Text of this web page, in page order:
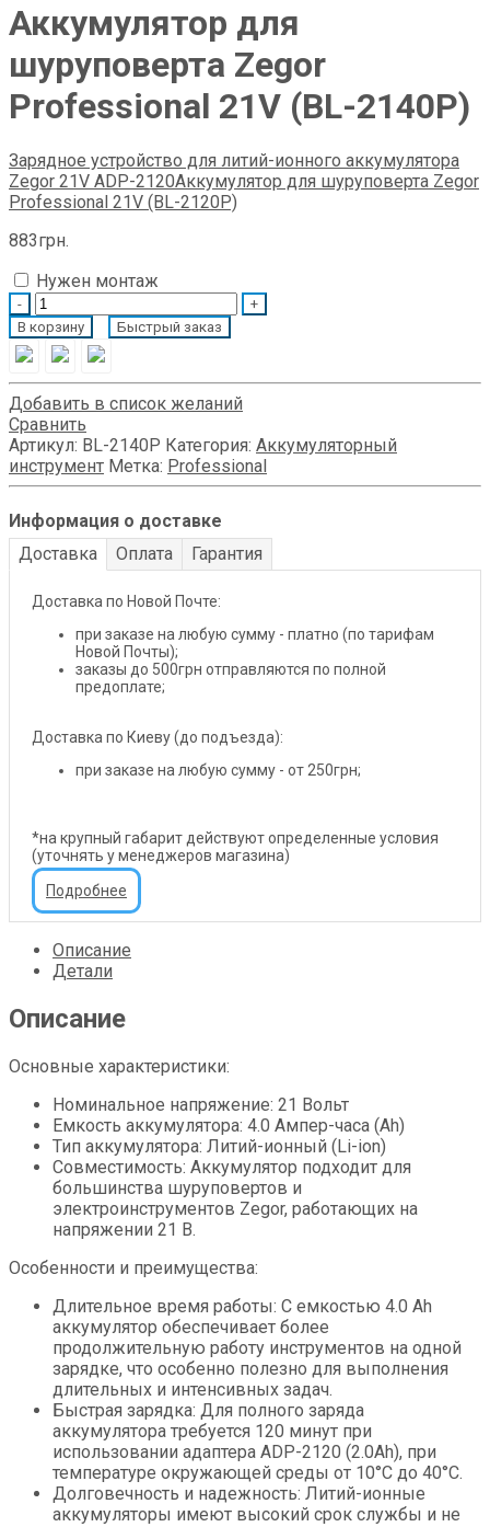
Аккумулятор для
шуруповерта Zegor
Professional 21V (BL-2140P)
Зарядное устройство для литий-ионного аккумулятора
Zegor 21V ADP-2120Аккумулятор для шуруповерта Zegor
Professional 21V (BL-2120P)
883грн.
Нужен монтаж
Quantity
В корзину Быстрый заказ
Добавить в список желаний
Сравнить
Артикул: BL-2140P Категория: Аккумуляторный
инструмент Метка: Professional
Информация о доставке
Доставка
Оплата Гарантия
Доставка по Новой Почте:
при заказе на любую сумму - платно (по тарифам
Новой Почты);
заказы до 500грн отправляются по полной
предоплате;
Доставка по Киеву (до подъезда):
при заказе на любую сумму - от 250грн;
*на крупный габарит действуют определенные условия
(уточнять у менеджеров магазина)
Подробнее
Описание
Детали
Описание
Основные характеристики:
Номинальное напряжение: 21 Вольт
Емкость аккумулятора: 4.0 Ампер-часа (Ah)
Тип аккумулятора: Литий-ионный (Li-ion)
Совместимость: Аккумулятор подходит для
большинства шуруповертов и
электроинструментов Zegor, работающих на
напряжении 21 В.
Особенности и преимущества:
Длительное время работы: С емкостью 4.0 Ah
аккумулятор обеспечивает более
продолжительную работу инструментов на одной
зарядке, что особенно полезно для выполнения
длительных и интенсивных задач.
Быстрая зарядка: Для полного заряда
аккумулятора требуется 120 минут при
использовании адаптера ADP-2120 (2.0Ah), при
температуре окружающей среды от 10°C до 40°C.
Долговечность и надежность: Литий-ионные
аккумуляторы имеют высокий срок службы и не